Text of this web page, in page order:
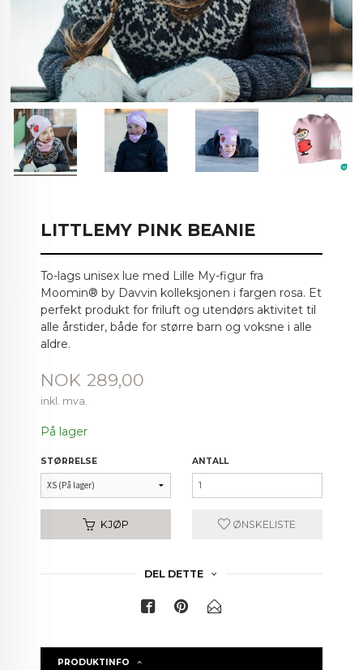
LITTLEMY PINK BEANIE
To-lags unisex lue med Lille My-figur fra
Moomin® by Davvin kolleksjonen i fargen rosa. Et
perfekt produkt for friluft og utendørs aktivitet til
alle årstider, både for større barn og voksne i alle
aldre.
Pris
NOK 289,00
inkl. mva.
På lager
STØRRELSE ANTALL
KJØP ØNSKELISTE
DEL DETTE
PRODUKTINFO